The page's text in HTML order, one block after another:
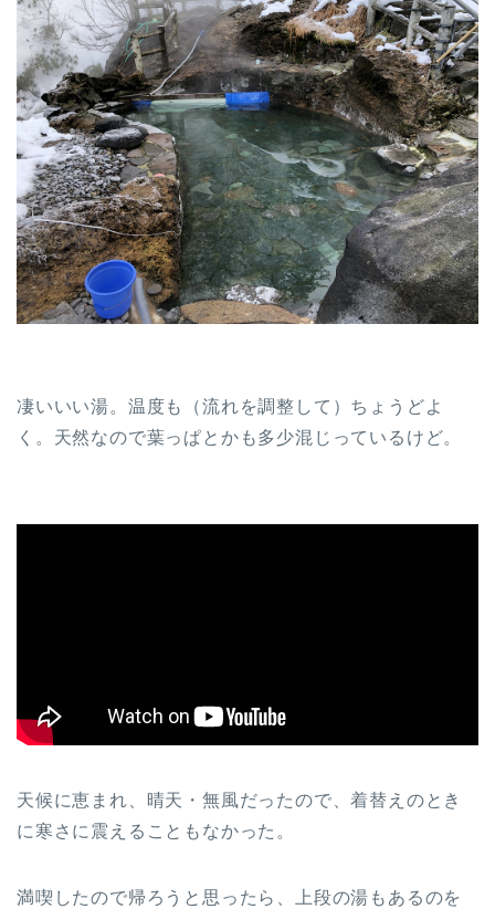
凄いいい湯。温度も（流れを調整して）ちょうどよ
く。天然なので葉っぱとかも多少混じっているけど。
天候に恵まれ、晴天・無風だったので、着替えのとき
に寒さに震えることもなかった。
満喫したので帰ろうと思ったら、上段の湯もあるのを